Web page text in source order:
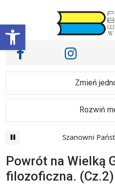
Otwórz pasek
Main Navigation
Nasze media
Facebook Instagram
Zmień
Rozwiń
Szanowni
Powrót na Wielką
filozoficzna. (Cz.2)